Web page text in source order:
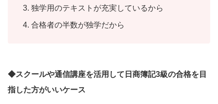
独学用のテキストが充実しているから
合格者の半数が独学だから
◆スクールや通信講座を活用して日商簿記3級の合格を目
指した方がいいケース